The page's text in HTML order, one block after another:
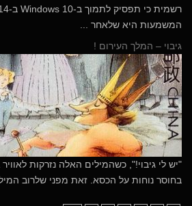
המשמעות היא שלאחר ...
גיבוי – המלך העירום !
"יש לי גיבוי!", כשהמילים האלה נזרקות
בחוסר נוחות על הכסא. זאת מפני שלרוב המילה